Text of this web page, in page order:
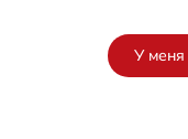
У меня